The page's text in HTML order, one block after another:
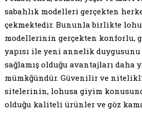
sabahlık modelleri gerçekten
çekmektedir. Bununla birlikte
modellerinin gerçekten konforlu,
yapısı ile yeni annelik duygusunu
sağlamış olduğu avantajları daha
mümkğündür. Güvenilir ve
sitelerinin, lohusa giyim
olduğu kaliteli ürünler ve göz